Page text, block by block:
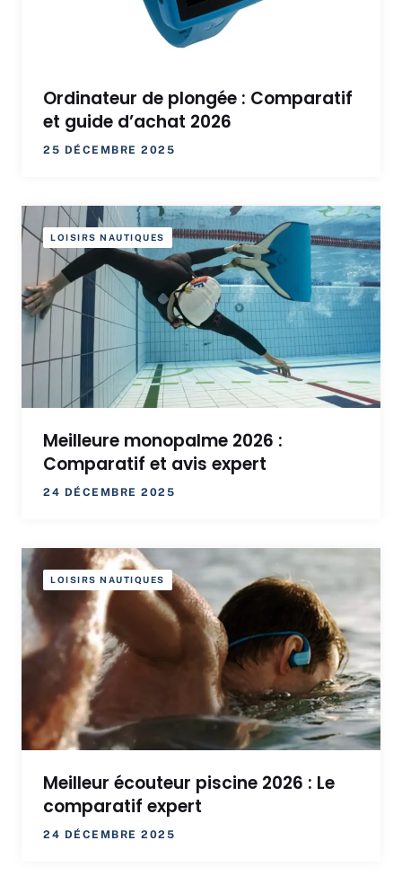
Ordinateur de plongée : Comparatif
et guide d’achat 2026
25 DÉCEMBRE 2025
LOISIRS NAUTIQUES
Meilleure monopalme 2026 :
Comparatif et avis expert
24 DÉCEMBRE 2025
LOISIRS NAUTIQUES
Meilleur écouteur piscine 2026 : Le
comparatif expert
24 DÉCEMBRE 2025